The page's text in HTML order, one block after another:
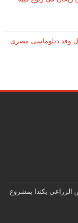
وفد دبلوماسى مصرى
الزراعي بكندا بمشروع